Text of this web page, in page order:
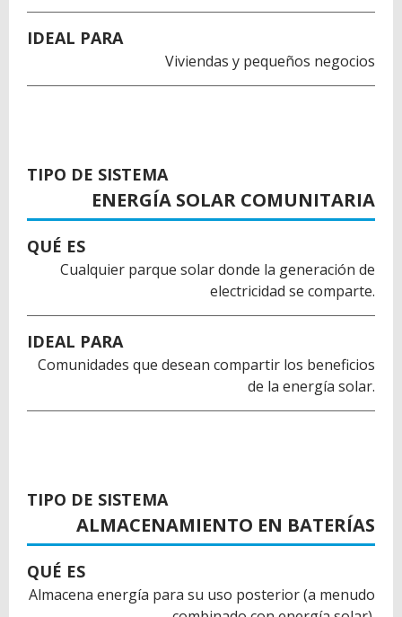
IDEAL PARA
Viviendas y pequeños negocios
TIPO DE SISTEMA
ENERGÍA SOLAR COMUNITARIA
QUÉ ES
Cualquier parque solar donde la generación de
electricidad se comparte.
IDEAL PARA
Comunidades que desean compartir los beneficios
de la energía solar.
TIPO DE SISTEMA
ALMACENAMIENTO EN BATERÍAS
QUÉ ES
Almacena energía para su uso posterior (a menudo